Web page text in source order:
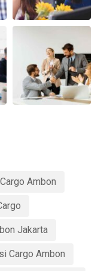
Cargo Ambon
Jakarta
Cargo Ambon